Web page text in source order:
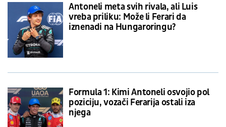
Antoneli meta svih rivala, ali Luis
vreba priliku: Može li Ferari da
iznenadi na Hungaroringu?
Formula 1: Kimi Antoneli osvojio pol
poziciju, vozači Ferarija ostali iza
njega